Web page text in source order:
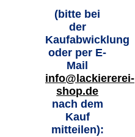
(bitte bei
der
Kaufabwicklung
oder per E-
Mail
info@lackiererei-
shop.de
nach dem
Kauf
mitteilen):